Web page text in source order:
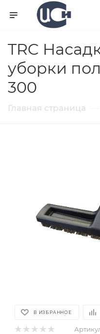
TRC
уборки
300
Главная страница
В ИЗБРАННОЕ